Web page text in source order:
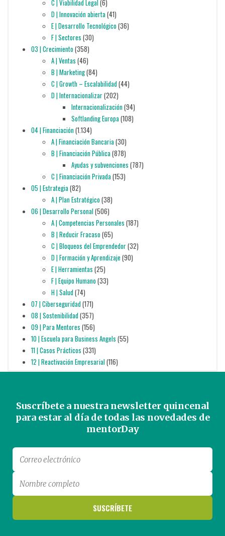
C | Viabilidad Legal (6)
D | Innovación abierta(41)
E | Desarrollo Tecnológico(36)
F | Sectores (30)
03 | Crecimiento(358)
A | Ventas (46)
B | Marketing(84)
C | Growth – Escalabilidad(44)
D | Internacionalizar(202)
Internacionalización(94)
Softlanding Europa(108)
04 | Financiación(1.134)
A | Financiación Bancaria(30)
B | Financiación Pública(878)
Ayudas y subvenciones (787)
C | Financiación Privada(153)
05 | Estrategia(82)
A | Plan Estratégico(38)
06 | Desarrollo Personal(506)
A | Competencias Personales (187)
B | Reducir Fracaso(65)
C | Bloqueos del Emprendedor(32)
D | Formación y Aprendizaje (90)
E | Herramientas (25)
F | Equipo Humano(33)
H | Salud(74)
07 | Ciberseguridad(171)
08 | Sostenibilidad(357)
09 | Para Mentores (156)
10 | Escuela para Business Angels (55)
11 | Casos Prácticos (331)
12 | Reactivación Empresarial(116)
Suscríbete a nuestra newsletter quincenal
para estar al día de todas las novedades de
mentorDay